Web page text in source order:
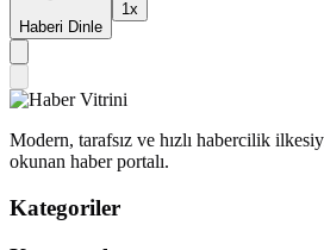
Haberi Dinle
1x
Modern, tarafsız ve hızlı habercilik
okunan haber portalı.
Kategoriler